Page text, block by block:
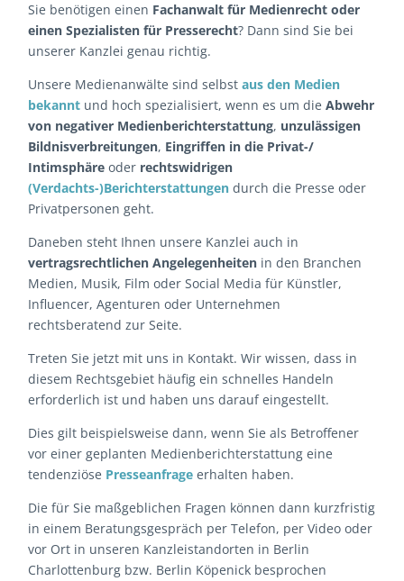
Sie benötigen einen Fachanwalt für Medienrecht oder
einen Spezialisten für Presserecht? Dann sind Sie bei
unserer Kanzlei genau richtig.
Unsere Medienanwälte sind selbstaus den Medien
bekannt und hoch spezialisiert, wenn es um dieAbwehr
von negativer Medienberichterstattung, unzulässigen
Bildnisverbreitungen, Eingriffen in die Privat-/
Intimsphäre oder rechtswidrigen
(Verdachts-)Berichterstattungen durch die Presse oder
Privatpersonen geht.
Daneben steht Ihnen unsere Kanzlei auch in
vertragsrechtlichen Angelegenheiten in den Branchen
Medien, Musik, Film oder Social Media für Künstler,
Influencer, Agenturen oder Unternehmen
rechtsberatend zur Seite.
Treten Sie jetzt mit uns in Kontakt. Wir wissen, dass in
diesem Rechtsgebiet häufig ein schnelles Handeln
erforderlich ist und haben uns darauf eingestellt.
Dies gilt beispielsweise dann, wenn Sie als Betroffener
vor einer geplanten Medienberichterstattung eine
tendenziöse Presseanfrage erhalten haben.
Die für Sie maßgeblichen Fragen können dann kurzfristig
in einem Beratungsgespräch per Telefon, per Video oder
vor Ort in unseren Kanzleistandorten in Berlin
Charlottenburg bzw. Berlin Köpenick besprochen